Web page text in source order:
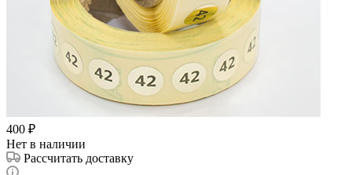
400 ₽
Нет в наличии
Рассчитать доставку